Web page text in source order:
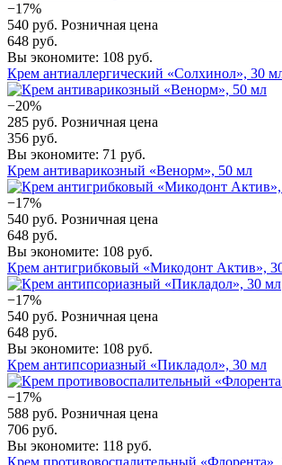
−17%
540 руб. Розничная цена
648 руб.
Вы экономите: 108 руб.
Крем антиаллергический «Солхинол», 30
−20%
285 руб. Розничная цена
356 руб.
Вы экономите: 71 руб.
Крем антиварикозный «Венорм», 50 мл
−17%
540 руб. Розничная цена
648 руб.
Вы экономите: 108 руб.
Крем антигрибковый «Микодонт Актив»,
−17%
540 руб. Розничная цена
648 руб.
Вы экономите: 108 руб.
Крем антипсориазный «Пикладол», 30 мл
−17%
588 руб. Розничная цена
706 руб.
Вы экономите: 118 руб.